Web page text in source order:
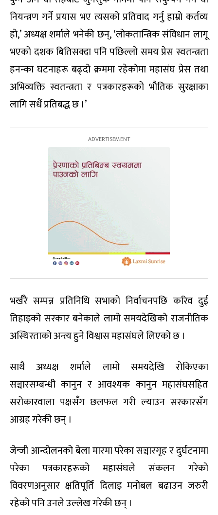
नियन्त्रण गर्ने प्रयास भए त्यसको प्रतिवाद गर्नु हाम्रो कर्तव्य
हो,’ अध्यक्ष शर्माले भनेकी छन्, ‘लोकतान्त्रिक संविधान लागू
भएको दशक बितिसक्दा पनि पछिल्लो समय प्रेस स्वतन्त्रता
हनन्का घटनाहरू बढ्दो क्रममा रहेकोमा महासंघ प्रेस तथा
अभिव्यक्ति स्वतन्त्रता र पत्रकारहरूको भौतिक सुरक्षाका
लागि सधैं प्रतिबद्ध छ ।’
भर्खरै सम्पन्न प्रतिनिधि सभाको निर्वाचनपछि करिव दुई
तिहाइको सरकार बनेकाले लामो समयदेखिको राजनीतिक
अस्थिरताको अन्त्य हुने विश्वास महासंघले लिएको छ ।
साथै अध्यक्ष शर्माले लामो समयदेखि रोकिएका
सञ्चारसम्बन्धी कानुन र आवश्यक कानुन महासंघसहित
सरोकारवाला पक्षसँग छलफल गरी ल्याउन सरकारसँग
आग्रह गरेकी छन् ।
जेन्जी आन्दोलनको बेला मारमा परेका सञ्चारगृह र दुर्घटनामा
परेका पत्रकारहरूको महासंघले संकलन गरेको
विवरणअनुसार क्षतिपूर्ति दिलाइ मनोबल बढाउन जरुरी
रहेको पनि उनले उल्लेख गरेकी छन् ।